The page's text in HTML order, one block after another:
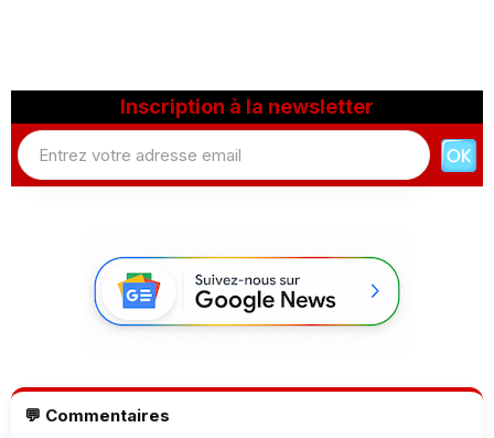
Inscription à la newsletter
💬 Commentaires